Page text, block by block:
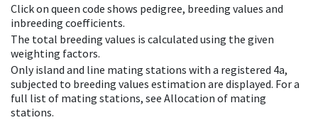
Click on queen code shows pedigree, breeding values and
inbreeding coefficients.
The total breeding values is calculated using the given
weighting factors.
Only island and line mating stations with a registered 4a,
subjected to breeding values estimation are displayed. For a
full list of mating stations, see Allocation of mating
stations.